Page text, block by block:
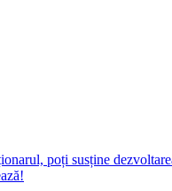
poți susține